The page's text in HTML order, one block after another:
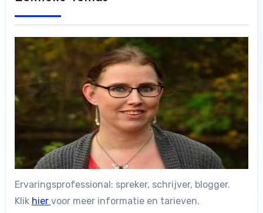
Ervaringsprofessional: spreker, schrijver, blogger.
Klik hier voor meer informatie en tarieven.